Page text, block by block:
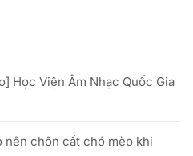
Học Viện Âm Nhạc Quốc Gia
nên chôn cất chó mèo khi